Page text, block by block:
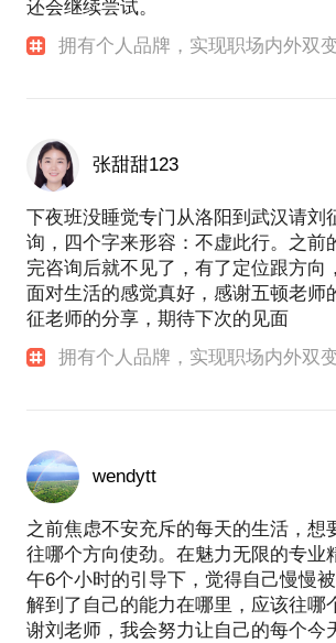
还会继续尝试。
拥有个人品牌，实现职场内外双
张甜甜123
下夜班没睡觉专门从洛阳到武汉请刘
询，四个字来形容：不虚此行。之前
完咨询后就不见了，有了定位跟方向
面对生活的感觉真好，感谢五顿老师
征老师的分享，期待下次的见面
拥有个人品牌，实现职场内外双
wendytt
之前焦虑不安充斥的每天的生活，想
往哪个方向使劲。在魅力无限的专业
午6个小时的引导下，觉得自己慢慢
解到了自己的能力在哪里，应该往哪
谢刘老师，我会努力让自己的每个今